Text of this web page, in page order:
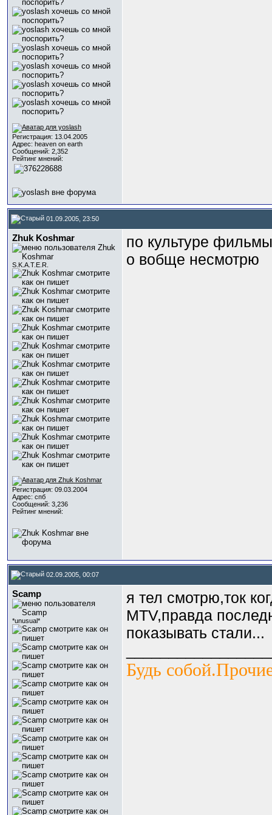
Регистрация: 13.04.2005
Адрес: heaven on earth
Сообщений: 2,352
Рейтинг мнений:
01.09.2005, 23:50
Zhuk Koshmar
S.K.A.T.E.R.
Регистрация: 09.03.2004
Адрес: спб
Сообщений: 3,236
Рейтинг мнений:
по культуре
о вобще несмотрю
02.09.2005, 00:07
Scamp
*unusual*
я тел смотрю,ток
MTV,правда
показывать стали...
Будь